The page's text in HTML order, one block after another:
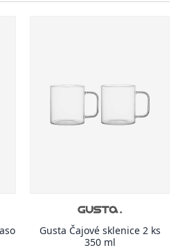
Gusta Čajové sklenice 2 ks
350 ml